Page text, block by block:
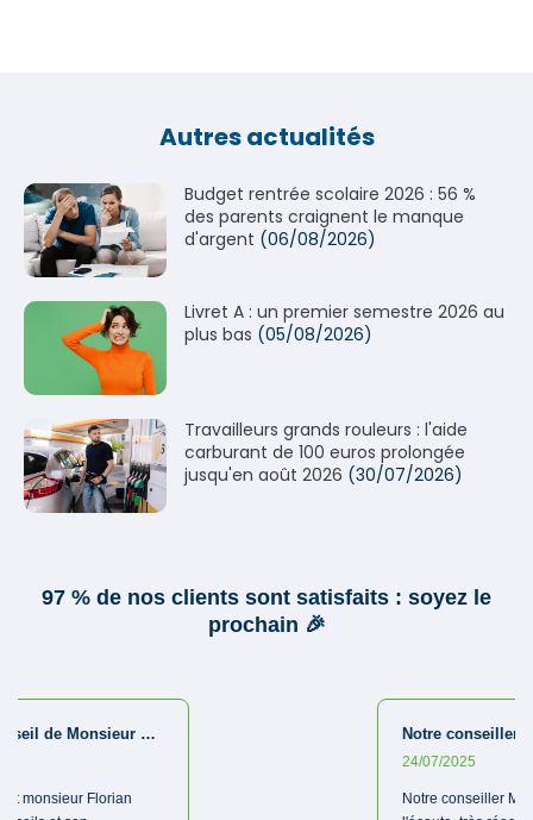
Autres actualités
Budget rentrée scolaire 2026 : 56 %
des parents craignent le manque
d'argent (06/08/2026)
Livret A : un premier semestre 2026 au
plus bas (05/08/2026)
Travailleurs grands rouleurs : l'aide
carburant de 100 euros prolongée
jusqu'en août 2026 (30/07/2026)